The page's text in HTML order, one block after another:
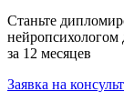
Станьте
нейропсихологом
за 12 месяцев
Заявка на